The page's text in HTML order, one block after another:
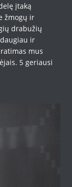
įtaką
žmogų ir
drabužių
ir
mus
5 geriausi